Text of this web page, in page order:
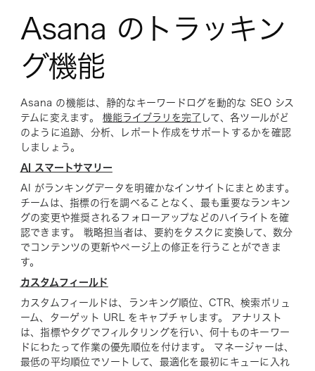
Asana のトラッキン
グ機能
Asana の機能は、静的なキーワードログを動的な SEO シス
テムに変えます。機能ライブラリを完了 して、各ツールがど
のように追跡、分析、レポート作成をサポートするかを確認
しましょう。
AI スマートサマリー
AI がランキングデータを明確かなインサイトにまとめます。
チームは、指標の行を調べることなく、最も重要なランキン
グの変更や推奨されるフォローアップなどのハイライトを確
認できます。 戦略担当者は、要約をタスクに変換して、数分
でコンテンツの更新やページ上の修正を行うことができま
す。
カスタムフィールド
カスタムフィールドは、ランキング順位、CTR、検索ボリュ
ーム、ターゲット URL をキャプチャします。 アナリスト
は、指標やタグでフィルタリングを行い、何十ものキーワー
ドにわたって作業の優先順位を付けます。 マネージャーは、
最低の平均順位でソートして、最適化を最初にキューに入れ